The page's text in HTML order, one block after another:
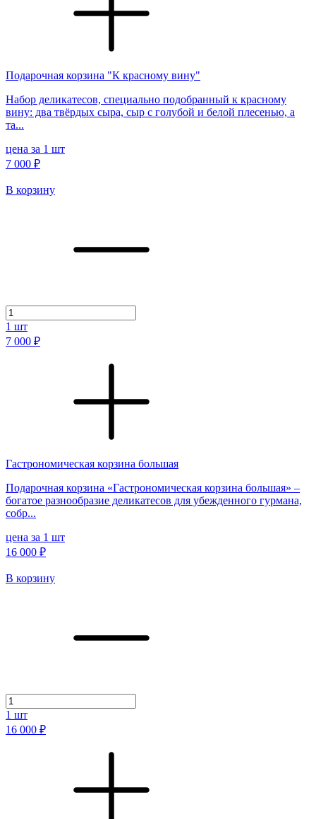
Подарочная корзина "К красному вину"
Набор деликатесов, специально подобранный к красному
вину: два твёрдых сыра, сыр с голубой и белой плесенью, а
та...
цена за 1 шт
7 000 ₽
В корзину
1 шт
7 000 ₽
Гастрономическая корзина большая
Подарочная корзина «Гастрономическая корзина большая» –
богатое разнообразие деликатесов для убежденного гурмана,
собр...
цена за 1 шт
16 000 ₽
В корзину
1 шт
16 000 ₽